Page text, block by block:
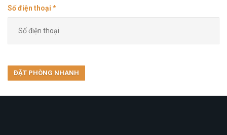
Số điện thoại *